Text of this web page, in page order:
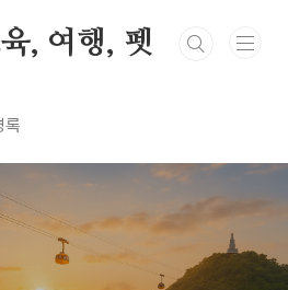
, 여행, 펫
록